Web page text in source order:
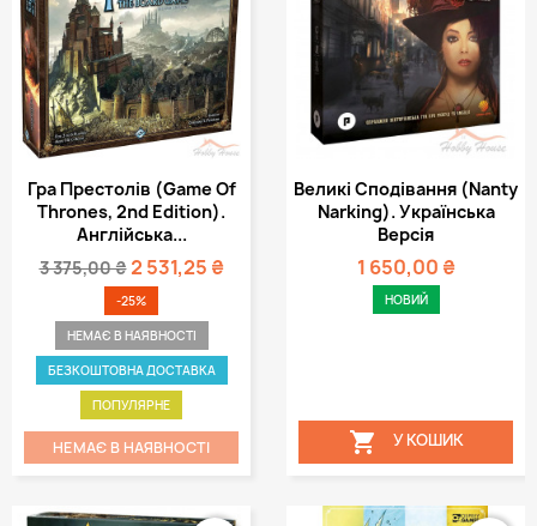
Гра Престолів (Game Of
Thrones, 2nd Edition).
Англійська...
3 375,00 ₴2 531,25 ₴
-25%
НЕМАЄ В НАЯВНОСТІ
БЕЗКОШТОВНА ДОСТАВКА
ПОПУЛЯРНЕ
НЕМАЄ В НАЯВНОСТІ
Великі Сподівання (Nanty
Narking). Українська
Версія
1 650,00 ₴
НОВИЙ
 У КОШИК